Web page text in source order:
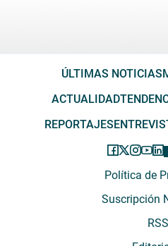
ÚLTIMAS NOTICIAS
ACTUALIDAD
REPORTAJES
Política de
Suscripción
RSS